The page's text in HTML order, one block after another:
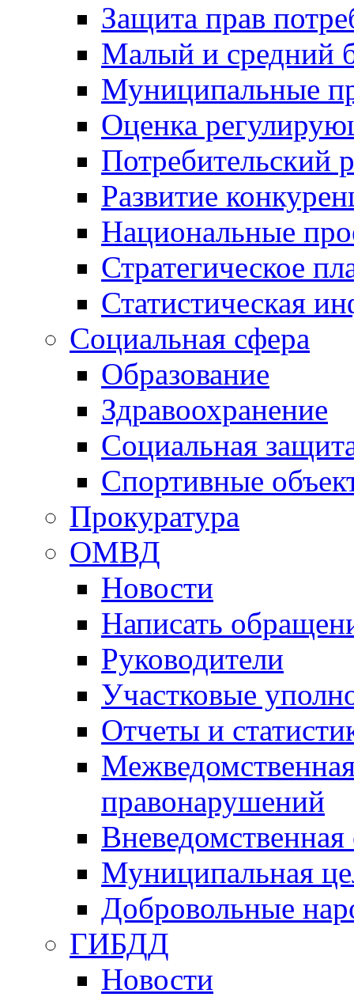
Защита прав
Малый и средний
Муниципальные
Оценка
Потребительский
Развитие
Национальные
Стратегическое
Статистическая
Социальная сфера
Образование
Здравоохранение
Социальная
Спортивные
Прокуратура
ОМВД
Новости
Написать
Руководители
Участковые
Отчеты и
правонарушений
Вневедомственная
Муниципальная
Добровольные
ГИБДД
Новости